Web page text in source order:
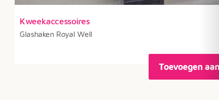
Kweekaccessoires
Glashaken Royal Well
Toevoegen